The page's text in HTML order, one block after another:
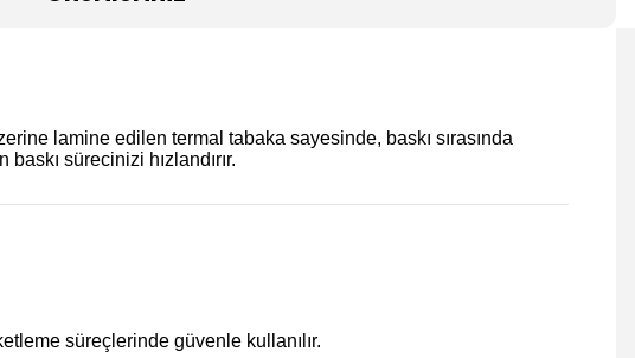
lamine edilen termal tabaka sayesinde, baskı sırasında
sürecinizi hızlandırır.
süreçlerinde güvenle kullanılır.